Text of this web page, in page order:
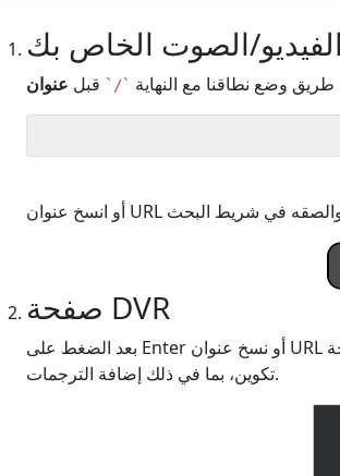
الصوت الخاص بك
وضع نطاقنا مع النهاية `/` قبل
صفحة DVR
بعد الضغط على Enter أو نسخ عنوان URL في شريط البحث، سيتم إعادة توجيهك إلى صفحة DVR حيث ستتمكن من ضبط أي
تكوين، بما في ذلك إضافة الترجمات.